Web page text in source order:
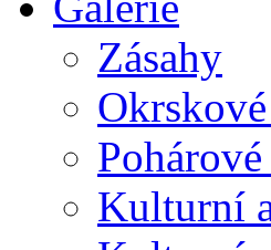
Zásahy
Kulturní